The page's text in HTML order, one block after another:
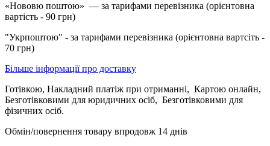
«Нововю поштою» — за тарифами перевізника (орієнтовна
вартість - 90 грн)
"Укрпоштою" - за тарифами перевізника (орієнтовна вартсіть -
70 грн)
Більше інформації про доставку
Готівкою, Накладний платіж при отриманні, Картою онлайн,
Безготівковими для юридичних осіб, Безготівковими для
фізичних осіб.
Обмін/повернення товару впродовж 14 днів